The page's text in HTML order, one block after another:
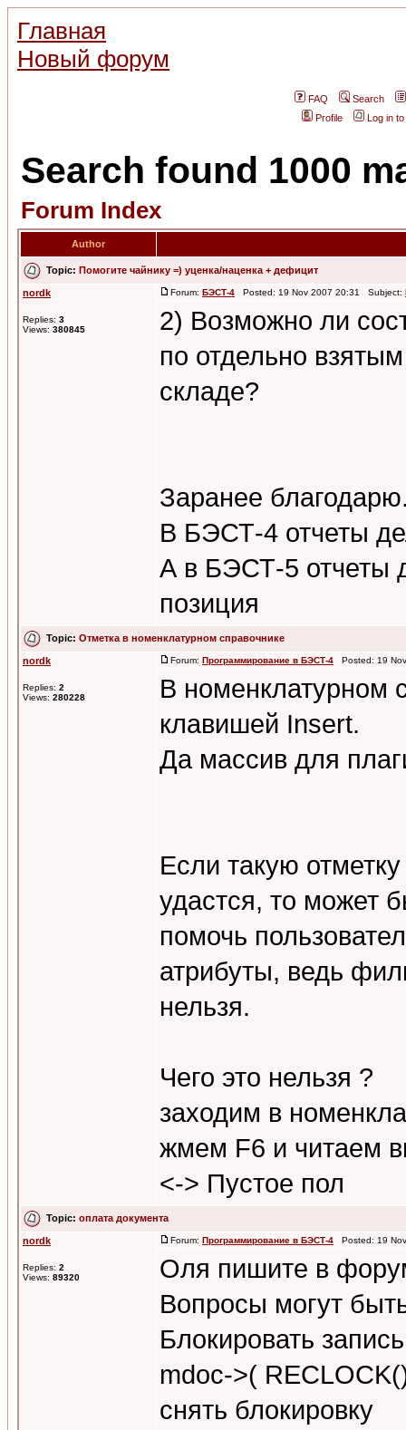
Главная
Новый форум
FAQ
Search
Profile
Log in
Search found 1000
Forum Index
Author
Topic: Помогите чайнику =) уценка/наценка + дефицит
nordk
Replies: 3
Views: 380845
Forum: БЭСТ-4 Posted: 19 Nov 2007 20:31 Subject:
2) Возможно ли
по отдельно
складе?
Заранее
В БЭСТ-4 отчеты
А в БЭСТ-5 отчеты
позиция
Topic: Отметка в номенклатурном справочнике
nordk
Replies: 2
Views: 280228
Forum: Программирование в БЭСТ-4 Posted: 19
В номенклатурном
клавишей Insert.
Да массив для
Если такую
удастся, то может
помочь
атрибуты, ведь
нельзя.
Чего это нельзя ?
заходим в
жмем F6 и читаем
<-> Пустое пол
Topic: оплата документа
nordk
Replies: 2
Views: 89320
Forum: Программирование в БЭСТ-4 Posted: 19
Оля пишите в
Вопросы могут
Блокировать
mdoc->(
снять блокировку